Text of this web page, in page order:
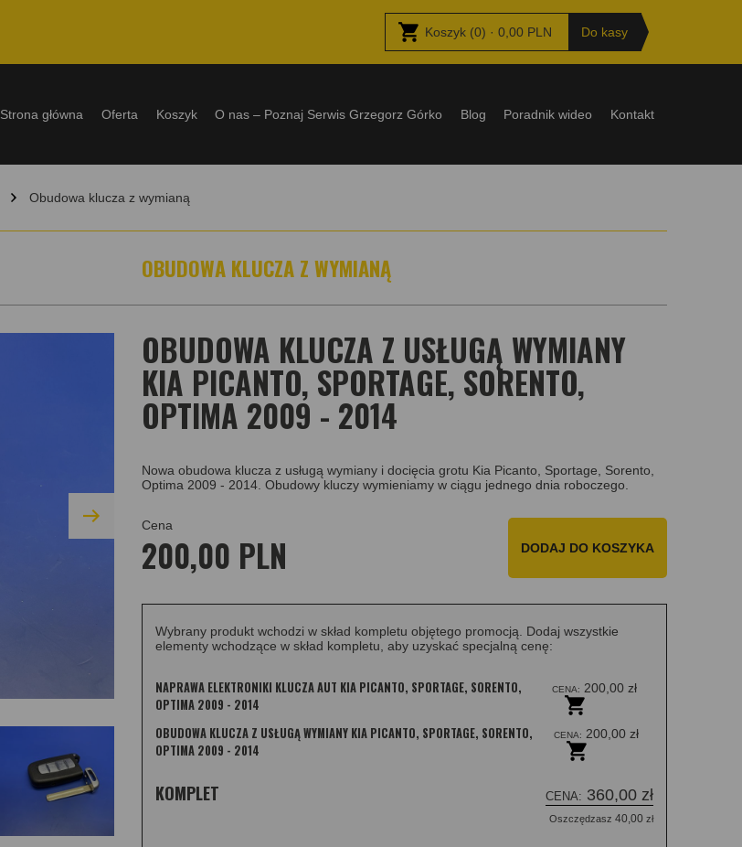
Koszyk (0) · 0,00 PLN Do kasy
Strona główna Oferta Koszyk O nas – Poznaj Serwis Grzegorz Górko Blog Poradnik wideo Kontakt
Obudowa klucza z wymianą
OBUDOWA KLUCZA Z WYMIANĄ
OBUDOWA KLUCZA Z USŁUGĄ WYMIANY
KIA PICANTO, SPORTAGE, SORENTO,
OPTIMA 2009 - 2014
Nowa obudowa klucza z usługą wymiany i docięcia grotu Kia Picanto, Sportage, Sorento,
Optima 2009 - 2014. Obudowy kluczy wymieniamy w ciągu jednego dnia roboczego.
Cena
200,00 PLN DODAJ DO KOSZYKA
Wybrany produkt wchodzi w skład kompletu objętego promocją. Dodaj wszystkie
elementy wchodzące w skład kompletu, aby uzyskać specjalną cenę:
NAPRAWA ELEKTRONIKI KLUCZA AUT KIA PICANTO, SPORTAGE, SORENTO,
OPTIMA 2009 - 2014
CENA: 200,00 zł
OBUDOWA KLUCZA Z USŁUGĄ WYMIANY KIA PICANTO, SPORTAGE, SORENTO,
OPTIMA 2009 - 2014
CENA: 200,00 zł
KOMPLET CENA: 360,00 zł
Oszczędzasz 40,00 zł